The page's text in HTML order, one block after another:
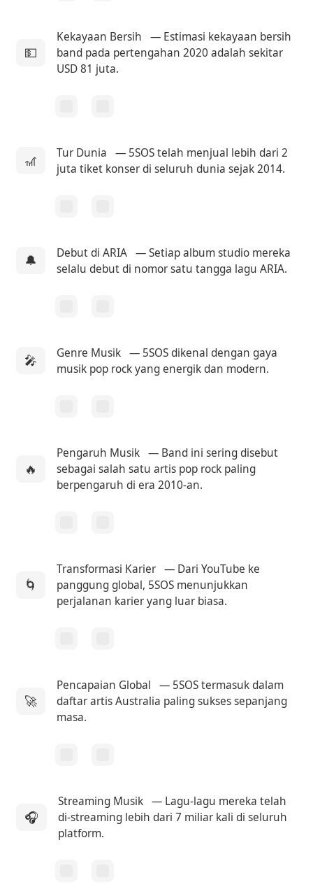
💵
Kekayaan Bersih
— Estimasi kekayaan bersih
band pada pertengahan 2020 adalah sekitar
USD 81 juta.
🎢 Tur Dunia
— 5SOS telah menjual lebih dari 2
juta tiket konser di seluruh dunia sejak 2014.
🔔 Debut di ARIA — Setiap album studio mereka
selalu debut di nomor satu tangga lagu ARIA.
🎤 Genre Musik — 5SOS dikenal dengan gaya
musik pop rock yang energik dan modern.
🔥
Pengaruh Musik — Band ini sering disebut
sebagai salah satu artis pop rock paling
berpengaruh di era 2010-an.
🌀
Transformasi Karier — Dari YouTube ke
panggung global, 5SOS menunjukkan
perjalanan karier yang luar biasa.
🚀
Pencapaian Global
— 5SOS termasuk dalam
daftar artis Australia paling sukses sepanjang
masa.
🎧
Streaming Musik — Lagu-lagu mereka telah
di-streaming lebih dari 7 miliar kali di seluruh
platform.